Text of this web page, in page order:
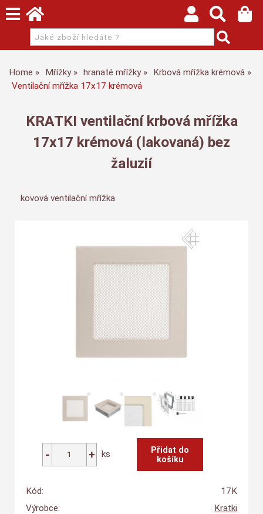
Home Mřížky hranaté mřížky
Krbová mřížka krémová
Ventilační mřížka 17x17 krémová
KRATKI ventilační krbová mřížka
17x17 krémová (lakovaná) bez
žaluzií
kovová ventilační mřížka
ks
Kód:
17K
Výrobce:
Kratki